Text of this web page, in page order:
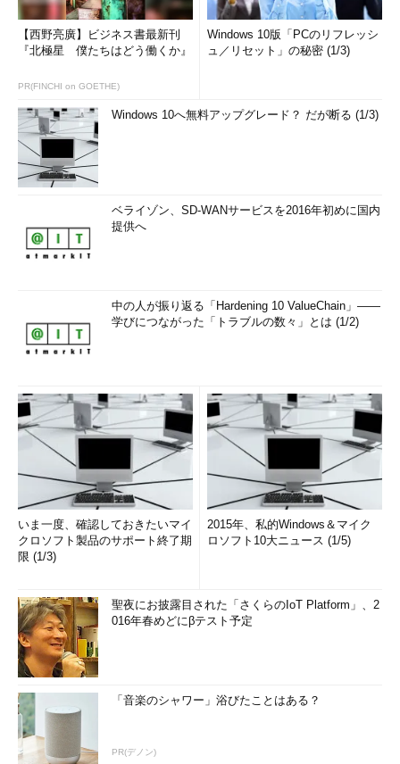
【西野亮廣】ビジネス書最新刊
『北極星 僕たちはどう働くか』
PR(FINCHI on GOETHE)
Windows 10版「PCのリフレッシ
ュ／リセット」の秘密 (1/3)
Windows 10へ無料アップグレード？ だが断る (1/3)
ベライゾン、SD-WANサービスを2016年初めに国内
提供へ
中の人が振り返る「Hardening 10 ValueChain」――
学びにつながった「トラブルの数々」とは (1/2)
いま一度、確認しておきたいマイ
クロソフト製品のサポート終了期
限 (1/3)
2015年、私的Windows＆マイク
ロソフト10大ニュース (1/5)
聖夜にお披露目された「さくらのIoT Platform」、2
016年春めどにβテスト予定
「音楽のシャワー」浴びたことはある？
PR(デノン)